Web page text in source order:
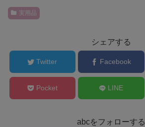
実用品
シェアする
Twitter Facebook
Pocket LINE
abcをフォローする